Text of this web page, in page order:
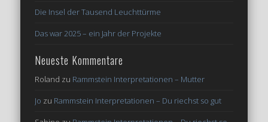
Die Insel der Tausend Leuchttürme
Das war 2025 – ein Jahr der Projekte
Neueste Kommentare
Roland zu Rammstein Interpretationen – Mutter
Jo zu Rammstein Interpretationen – Du riechst so gut